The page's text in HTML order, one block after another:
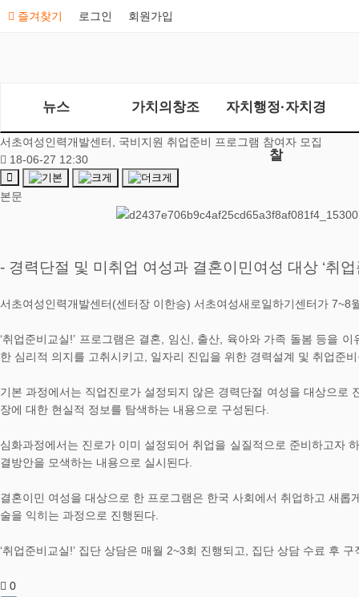
즐겨찾기 로그인 회원가입
뉴스 가치의창조 자치행정·자치경
찰
서초여성인력개발센터, 국비지원 취업준비 프로그램 참여자 모집
18-06-27 12:30
본문
- 경력단절 및 미취업 여성과 결혼이민여성 대상 ‘취업
서초여성인력개발센터(센터장 이한승) 서초여성새로일하기센터가 7~8
‘취업준비교실!’ 프로그램은 결혼, 임신, 출산, 육아와 가족 돌봄 등을
한 심리적 의지를 고취시키고, 일자리 진입을 위한 경력설계 및 취업준
기본 과정에서는 직업진로가 설정되지 않은 경력단절 여성을 대상으
장에 대한 현실적 정보를 탐색하는 내용으로 구성된다.
심화과정에서는 진로가 이미 설정되어 취업을 실질적으로 준비하고자
결방안을 모색하는 내용으로 실시된다.
결혼이민 여성을 대상으로 한 프로그램은 한국 사회에서 취업하고 새
술을 익히는 과정으로 진행된다.
‘취업준비교실!’ 집단 상담은 매월 2~3회 진행되고, 집단 상담 수료 후
0